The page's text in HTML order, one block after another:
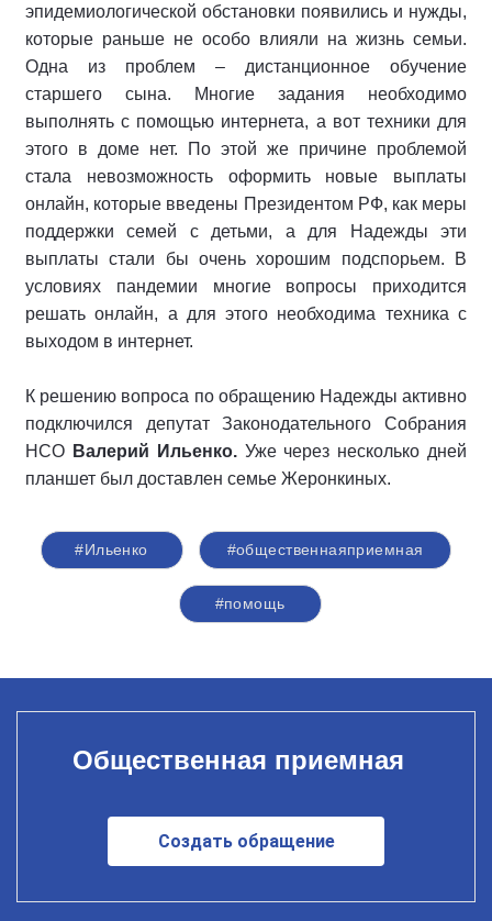
эпидемиологической обстановки появились и нужды,
которые раньше не особо влияли на жизнь семьи.
Одна из проблем – дистанционное обучение
старшего сына. Многие задания необходимо
выполнять с помощью интернета, а вот техники для
этого в доме нет. По этой же причине проблемой
стала невозможность оформить новые выплаты
онлайн, которые введены Президентом РФ, как меры
поддержки семей с детьми, а для Надежды эти
выплаты стали бы очень хорошим подспорьем. В
условиях пандемии многие вопросы приходится
решать онлайн, а для этого необходима техника с
выходом в интернет.
К решению вопроса по обращению Надежды активно
подключился депутат Законодательного Собрания
НСО Валерий Ильенко.Уже через несколько дней
планшет был доставлен семье Жеронкиных.
#Ильенко #общественнаяприемная
#помощь
Общественная приемная
Создать обращение